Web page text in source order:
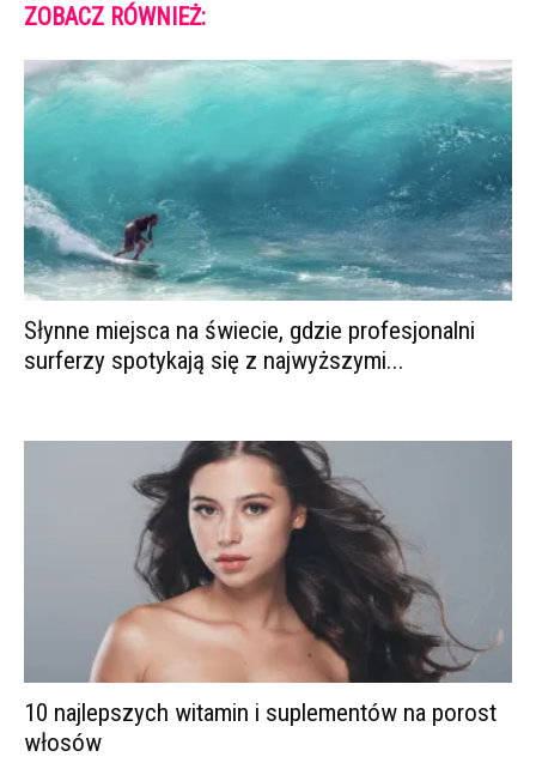
ZOBACZ RÓWNIEŻ:
Słynne miejsca na świecie, gdzie profesjonalni
surferzy spotykają się z najwyższymi...
10 najlepszych witamin i suplementów na porost
włosów